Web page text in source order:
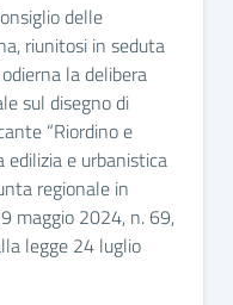
delle
riunitosi in seduta
la delibera
sul disegno di
“Riordino e
e urbanistica
regionale in
maggio 2024, n. 69,
legge 24 luglio